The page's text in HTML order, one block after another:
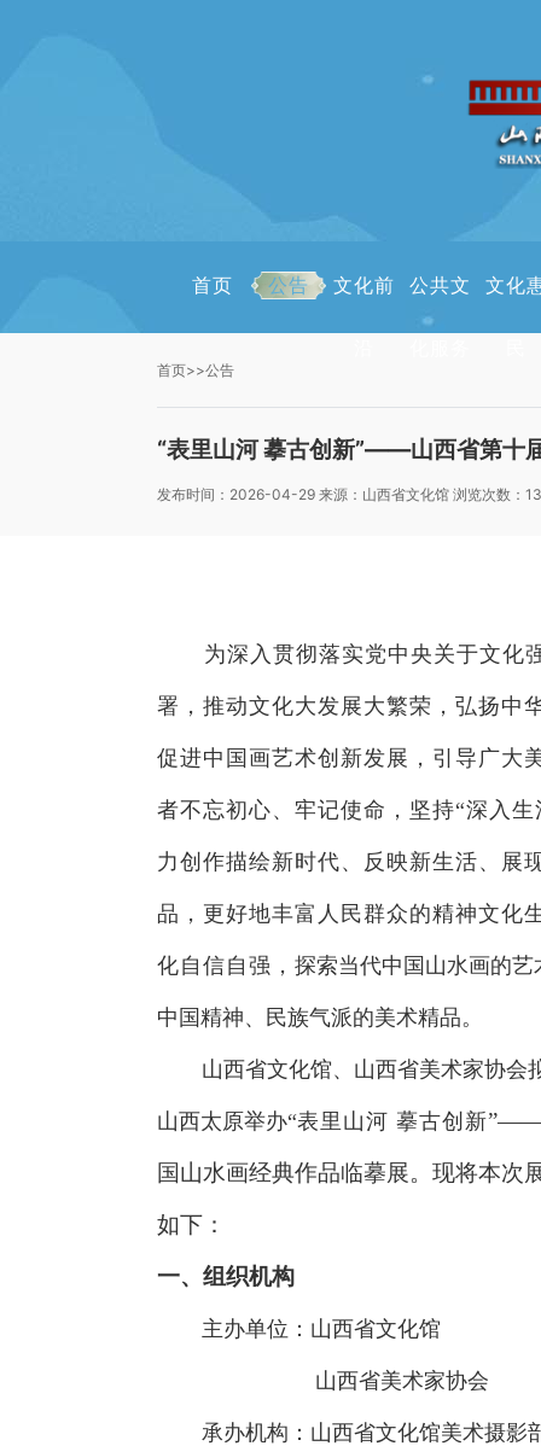
首页 公告 文化前 公共文 文化
首页>>公告
“表里山河 摹古创新”——山西省第十
发布时间：2026-04-29 来源：山西省文化馆 浏览次数：
为深入贯彻落实党中央关于文化
署，推动文化大发展大繁荣，弘扬中
促进中国画艺术创新发展，引导广大
者不忘初心、牢记使命，坚持“深入
力创作描绘新时代、反映新生活、展
品，更好地丰富人民群众的精神文化
化自信自强， 探索当代中国山水画的
中国精神、民族气派的美术精品。
山西省文化馆、山西省美术家协会
山西太原举办“表里山河 摹古创新”——
国山水画经典作品临摹展。现将本次
如下：
一、组织机构
主办单位：山西省文化馆
山西省美术家协会
承办机构：山西省文化馆美术摄影